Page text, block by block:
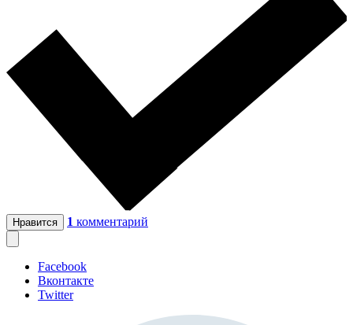
Нравится 1 комментарий
Facebook
Вконтакте
Twitter